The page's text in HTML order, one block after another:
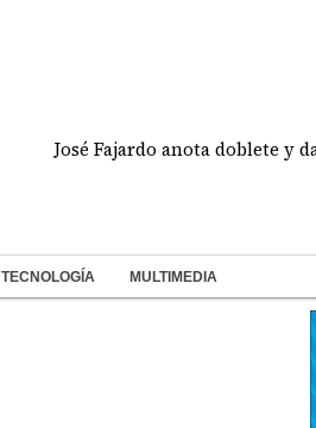
José Fajardo anota doblete y da el
TECNOLOGÍA MULTIMEDIA